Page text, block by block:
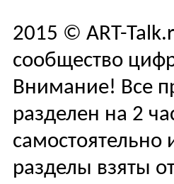
2015 © ART-
сообщество
Внимание! Все
разделен на 2
самостоятельно
разделы взяты